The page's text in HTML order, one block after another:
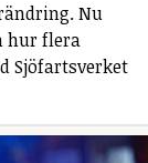
Nu
hur flera
Sjöfartsverket